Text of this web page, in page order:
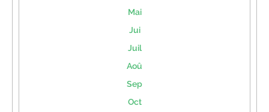
Mai
Jui
Juil
Aoû
Sep
Oct